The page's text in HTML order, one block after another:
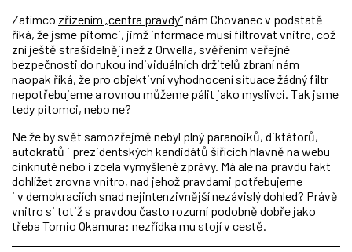
Zatímco zřízením „centra pravdy“nám Chovanec v podstatě
říká, že jsme pitomci, jimž informace musí filtrovat vnitro, což
zní ještě strašidelněji než z Orwella, svěřením veřejné
bezpečnosti do rukou individuálních držitelů zbraní nám
naopak říká, že pro objektivní vyhodnocení situace žádný filtr
nepotřebujeme a rovnou můžeme pálit jako myslivci. Tak jsme
tedy pitomci, nebo ne?
Ne že by svět samozřejmě nebyl plný paranoiků, diktátorů,
autokratů i prezidentských kandidátů šířících hlavně na webu
cinknuté nebo i zcela vymyšlené zprávy. Má ale na pravdu fakt
dohlížet zrovna vnitro, nad jehož pravdami potřebujeme
i v demokraciích snad nejintenzivnější nezávislý dohled? Právě
vnitro si totiž s pravdou často rozumí podobně dobře jako
třeba Tomio Okamura: nezřídka mu stojí v cestě.